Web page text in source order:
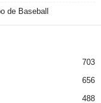
de Baseball
703
656
488